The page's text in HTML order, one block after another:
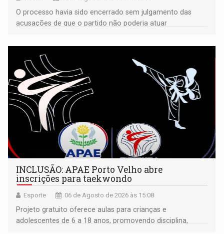
O processo havia sido encerrado sem julgamento das
acusações de que o partido não poderia atuar
INCLUSÃO: APAE Porto Velho abre
inscrições para taekwondo
Esporte 06 de Agosto de 2026 às 15:08
Projeto gratuito oferece aulas para crianças e
adolescentes de 6 a 18 anos, promovendo disciplina,